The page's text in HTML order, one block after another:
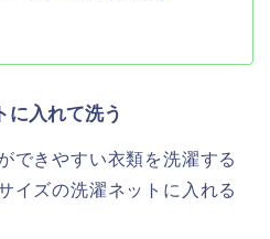
に入れて洗う
できやすい衣類を洗濯する
イズの洗濯ネットに入れる